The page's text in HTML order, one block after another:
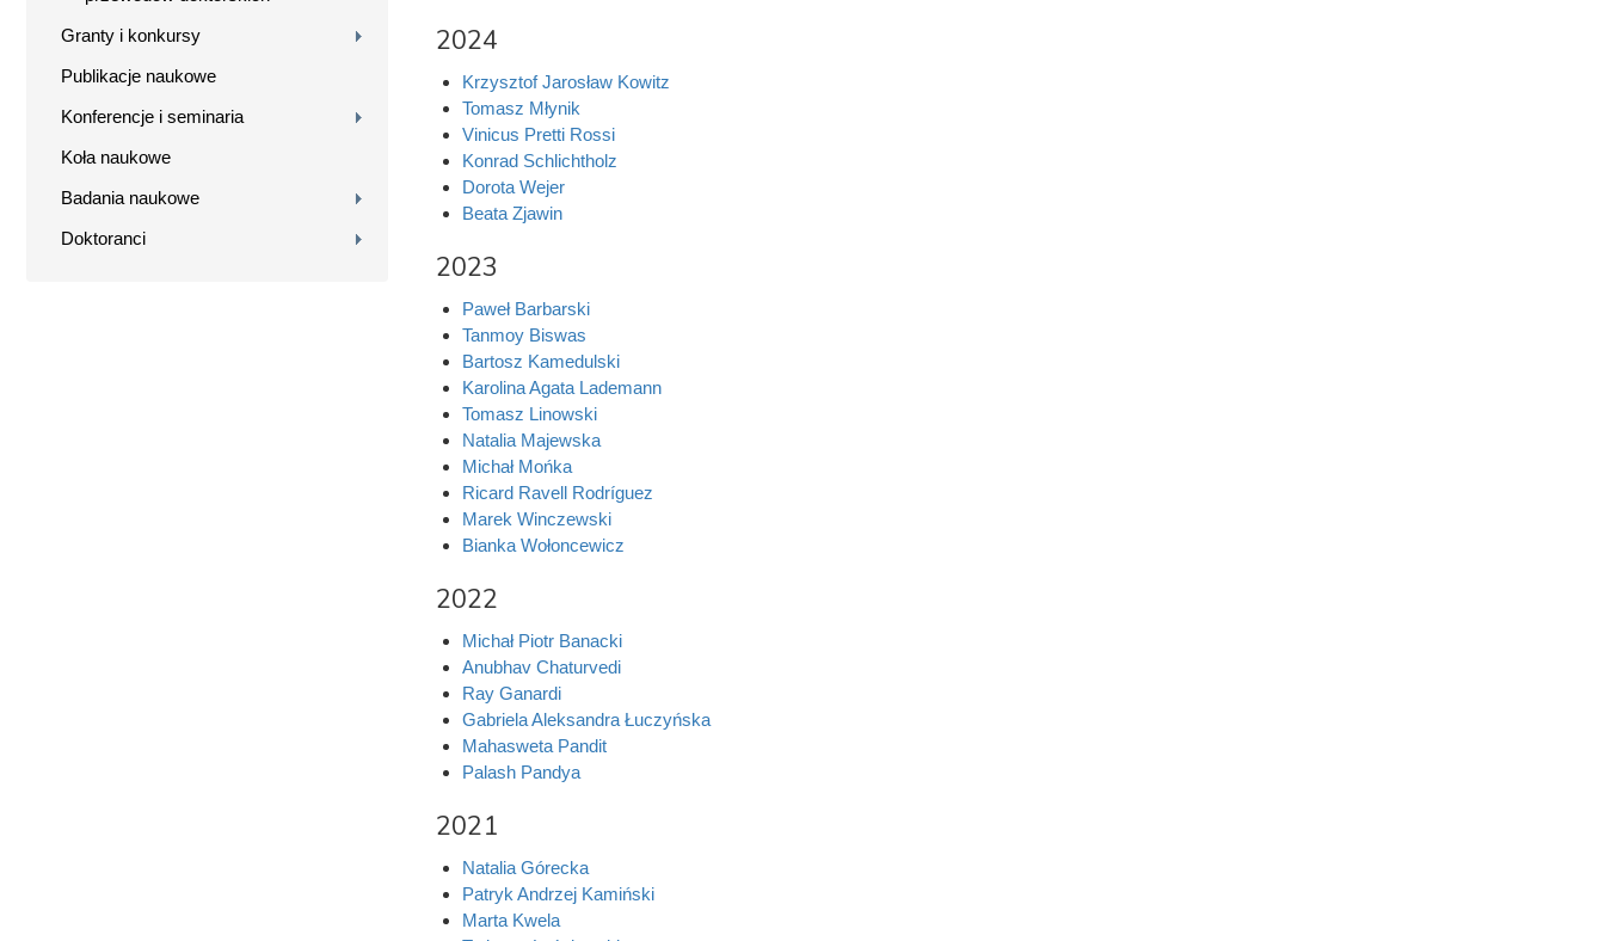
Granty i konkursy
Publikacje naukowe
Konferencje i seminaria
Koła naukowe
Badania naukowe
Doktoranci
2024
Krzysztof Jarosław Kowitz
Tomasz Młynik
Vinicus Pretti Rossi
Konrad Schlichtholz
Dorota Wejer
Beata Zjawin
2023
Paweł Barbarski
Tanmoy Biswas
Bartosz Kamedulski
Karolina Agata Lademann
Tomasz Linowski
Natalia Majewska
Michał Mońka
Ricard Ravell Rodríguez
Marek Winczewski
Bianka Wołoncewicz
2022
Michał Piotr Banacki
Anubhav Chaturvedi
Ray Ganardi
Gabriela Aleksandra Łuczyńska
Mahasweta Pandit
Palash Pandya
2021
Natalia Górecka
Patryk Andrzej Kamiński
Marta Kwela